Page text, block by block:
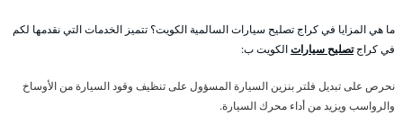
ما هي المزايا في كراج تصليح سيارات السالمية الكويت؟ تتميز الخدمات التي نقدمها لكم
في كراجتصليح سياراتالكويت ب:
نحرص على تبديل فلتر بنزين السيارة المسؤول على تنظيف وقود السيارة من الأوساخ
والرواسب ويزيد من أداء محرك السيارة.